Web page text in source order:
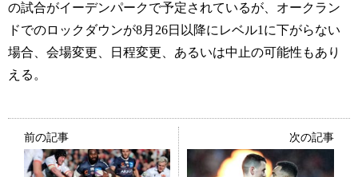
の試合がイーデンパークで予定されているが、オークラン
ドでのロックダウンが8月26日以降にレベル1に下がらない
場合、会場変更、日程変更、あるいは中止の可能性もあり
える。
前の記事 次の記事